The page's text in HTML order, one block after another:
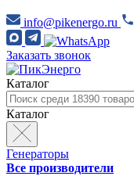
info@pikenergo.ru
Заказать звонок
Каталог
Каталог
Генераторы
Все производители